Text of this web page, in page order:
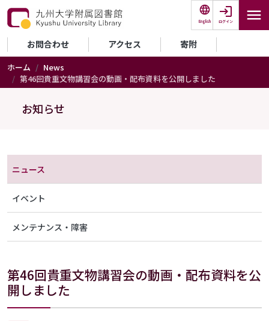
メインコンテンツに移動
English ログイン
セカンダリーメニュー
お問合わせ アクセス 寄附
ホーム
News
第46回貴重文物講習会の動画・配布資料を公開しました
お知らせ
第46回貴重文物講習会の動画・配布資料を公
開しました
ニュース
イベント
メンテナンス・障害